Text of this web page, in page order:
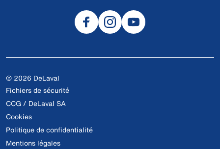
© 2026 DeLaval
Fichiers de sécurité
CCG / DeLaval SA
Cookies
Politique de confidentialité
Mentions légales